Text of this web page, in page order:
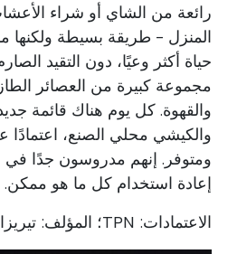
رائعة من الشاي أو شراء
المنزل - طريقة بسيطة
حياة أكثر وعيًا، دون التقيد
مجموعة كبيرة من العصائر
والقهوة. كل يوم هناك قائمة
والكيشي محلي الصنع،
ومتوفر. إنهم مدروسون جدًا في
إعادة استخدام كل ما هو ممكن.
الاعتمادات: TPN؛ المؤلف: تيريزا بيدرو؛